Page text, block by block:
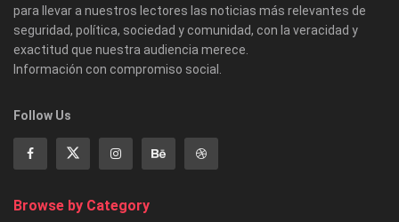
para llevar a nuestros lectores las noticias más relevantes de
seguridad, política, sociedad y comunidad, con la veracidad y
exactitud que nuestra audiencia merece.
Información con compromiso social.
Follow Us
Browse by Category